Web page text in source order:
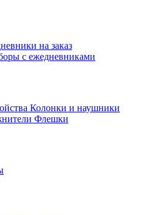
на заказ
с ежедневниками
Колонки и наушники
Флешки